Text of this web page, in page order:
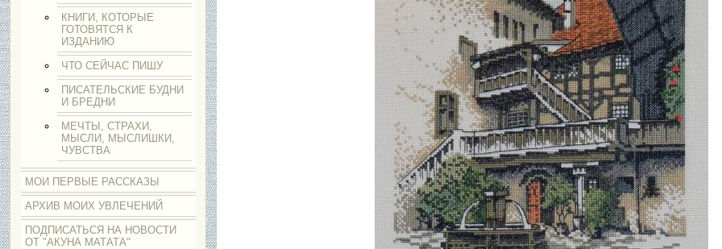
КНИГИ, КОТОРЫЕ
ГОТОВЯТСЯ К
ИЗДАНИЮ
ЧТО СЕЙЧАС ПИШУ
ПИСАТЕЛЬСКИЕ БУДНИ
И БРЕДНИ
МЕЧТЫ, СТРАХИ,
МЫСЛИ, МЫСЛИШКИ,
ЧУВСТВА
МОИ ПЕРВЫЕ РАССКАЗЫ
АРХИВ МОИХ УВЛЕЧЕНИЙ
ПОДПИСАТЬСЯ НА НОВОСТИ
ОТ "АКУНА МАТАТА"